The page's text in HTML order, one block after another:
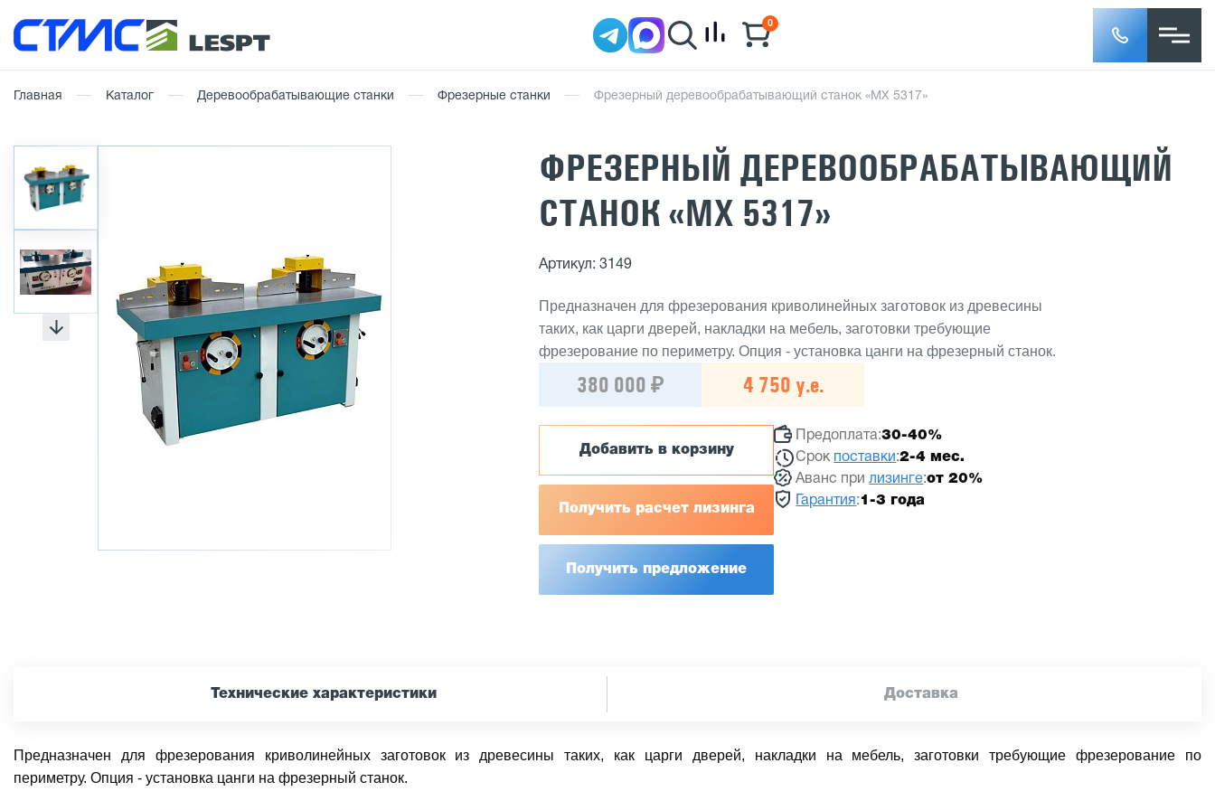
0
Главная Каталог Деревообрабатывающие станки Фрезерные станки Фрезерный деревообрабатывающий станок «МХ 5317»
ФРЕЗЕРНЫЙ ДЕРЕВООБРАБАТЫВАЮЩИЙ
СТАНОК «МХ 5317»
Артикул: 3149
Предназначен для фрезерования криволинейных заготовок из древесины
таких, как царги дверей, накладки на мебель, заготовки требующие
фрезерование по периметру. Опция - установка цанги на фрезерный станок.
380 000 ₽ 4 750 у.е.
Добавить в корзину
Получить расчет лизинга
Получить предложение
Предоплата:30-40%
Срок поставки :2-4 мес.
Аванс прилизинге:от 20%
Гарантия :1-3 года
Технические характеристики Доставка
Предназначен для фрезерования криволинейных заготовок из древесины таких, как царги дверей, накладки на мебель, заготовки требующие фрезерование по
периметру. Опция - установка цанги на фрезерный станок.